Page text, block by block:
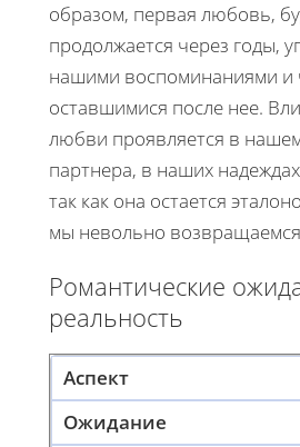
образом, первая любовь,
продолжается через годы,
нашими воспоминаниями и
оставшимися после нее.
любви проявляется в
партнера, в наших
так как она остается
мы невольно
Романтические
реальность
Аспект
Ожидание